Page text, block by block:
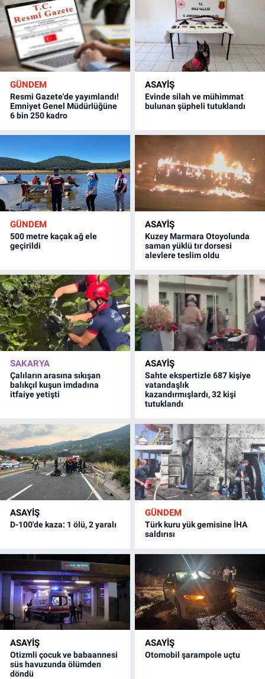
GÜNDEM
Resmi Gazete'de yayımlandı!
Emniyet Genel Müdürlüğüne
6 bin 250 kadro
ASAYİŞ
Evinde silah ve mühimmat
bulunan şüpheli tutuklandı
GÜNDEM
500 metre kaçak ağ ele
geçirildi
ASAYİŞ
Kuzey Marmara Otoyolunda
saman yüklü tır dorsesi
alevlere teslim oldu
SAKARYA
Çalıların arasına sıkışan
balıkçıl kuşun imdadına
itfaiye yetişti
ASAYİŞ
Sahte ekspertizle 687 kişiye
vatandaşlık
kazandırmışlardı, 32 kişi
tutuklandı
ASAYİŞ
D-100'de kaza: 1 ölü, 2 yaralı
GÜNDEM
Türk kuru yük gemisine İHA
saldırısı
ASAYİŞ
Otizmli çocuk ve babaannesi
süs havuzunda ölümden
döndü
ASAYİŞ
Otomobil şarampole uçtu